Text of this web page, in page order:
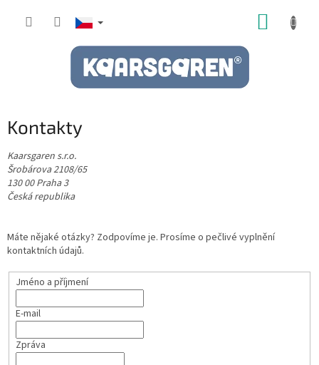
Kontakty
Kaarsgaren s.r.o.
Šrobárova 2108/65
130 00 Praha 3
Česká republika
Máte nějaké otázky? Zodpovíme je. Prosíme o pečlivé vyplnění
kontaktních údajů.
Jméno a příjmení
E-mail
Zpráva